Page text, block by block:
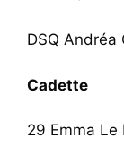
DSQ Andréa
Cadette
29 Emma Le